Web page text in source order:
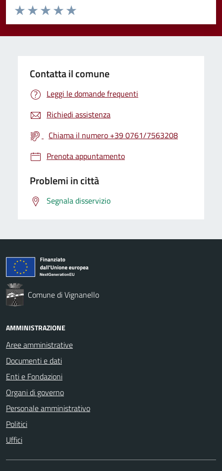
Valuta da 1 a 5 stelle la pagina
Valuta 5 stelle su 5
Valuta 4 stelle su 5
Valuta 3 stelle su 5
Valuta 2 stelle su 5
Valuta 1 stelle su 5
Contatta il comune
Leggi le domande frequenti
Richiedi assistenza
Chiama il numero +39 0761/7563208
Prenota appuntamento
Problemi in città
Segnala disservizio
Comune di Vignanello
AMMINISTRAZIONE
Aree amministrative
Documenti e dati
Enti e Fondazioni
Organi di governo
Personale amministrativo
Politici
Uffici